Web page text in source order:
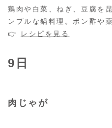
鶏肉や白菜、ねぎ、豆腐を
ンプルな鍋料理。ポン酢や
👉
レシピを見る
9日
肉じゃが